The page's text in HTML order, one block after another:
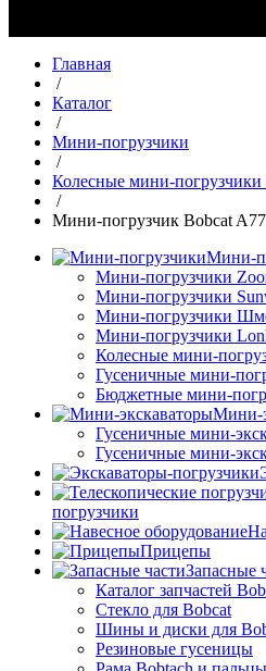
Главная
/
Каталог
/
Мини-погрузчики
/
Колесные мини-погрузчики
/
Мини-погрузчик Bobcat
Мини-
Мини-погрузчики
Мини-погрузчики
Мини-погрузчики
Мини-погрузчики
Колесные мини-
Гусеничные мини-
Бюджетные мини-
Мини-
Гусеничные мини-
Гусеничные мини-
погрузчики
Прицепы
Запасные
Каталог запчастей
Стекло для Bobcat
Шины и диски для
Резиновые гусеницы